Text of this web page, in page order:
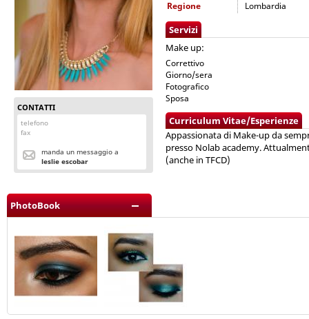
CONTATTI
telefono
fax
manda un messaggio a
leslie escobar
Regione
Lombardia
Servizi
Make up:
Correttivo
Giorno/sera
Fotografico
Sposa
Curriculum Vitae/Esperienze
Appassionata di Make-up da
presso Nolab academy.
(anche in TFCD)
PhotoBook